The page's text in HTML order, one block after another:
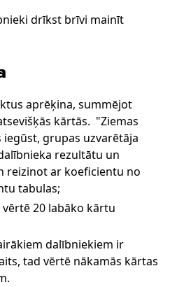
drīkst brīvi mainīt
aprēķina, summējot
kārtās. "Ziemas
grupas uzvarētāja
rezultātu un
reizinot ar koeficientu no
tabulas;
20 labāko kārtu
dalībniekiem ir
tad vērtē nākamās kārtas